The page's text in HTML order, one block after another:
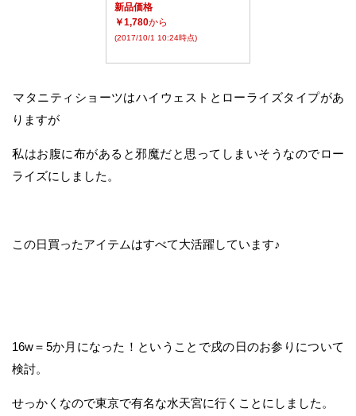
新品価格
￥1,780から
(2017/10/1 10:24時点)
マタニティショーツはハイウェストとローライズタイプがあ
りますが
私はお腹に布があると邪魔だと思ってしまいそうなのでロー
ライズにしました。
この日買ったアイテムはすべて大活躍しています♪
16w＝5か月になった！ということで戌の日のお参りについて
検討。
せっかくなので東京で有名な水天宮に行くことにしました。